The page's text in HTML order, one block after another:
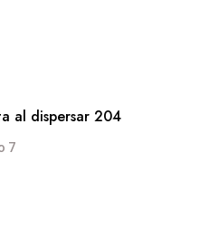
al dispersar 204
7